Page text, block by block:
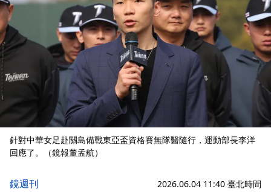
針對中華女足赴關島備戰東亞盃資格賽無隊醫隨行，運動部長李洋
回應了。（鏡報董孟航）
鏡週刊 2026.06.04 11:40 臺北時間